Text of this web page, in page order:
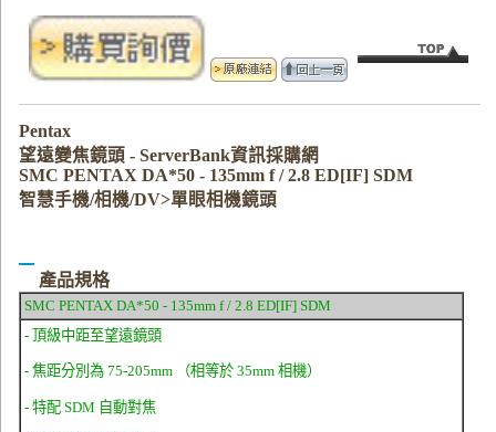
Pentax
望遠變焦鏡頭 - ServerBank資訊採購網
SMC PENTAX DA*50 - 135mm f / 2.8 ED[IF] SDM
智慧手機/相機/DV>單眼相機鏡頭
產品規格
SMC PENTAX DA*50 - 135mm f / 2.8 ED[IF] SDM
- 頂級中距至望遠鏡頭
- 焦距分別為 75-205mm （相等於 35mm 相機）
- 特配 SDM 自動對焦